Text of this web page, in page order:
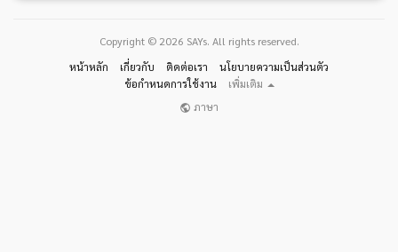
Copyright © 2026 SAYs. All rights reserved.
หน้าหลัก
เกี่ยวกับ ติดต่อเรา
นโยบายความเป็นส่วนตัว
ข้อกำหนดการใช้งาน
เพิ่มเติม
ภาษา